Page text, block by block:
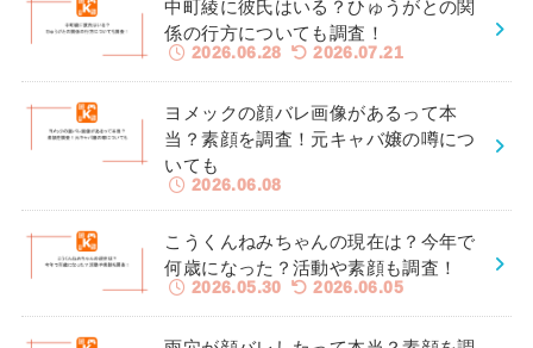
中町綾に彼氏はいる？ひゅうがとの関
係の行方についても調査！
2026.06.28 2026.07.21
ヨメックの顔バレ画像があるって本
当？素顔を調査！元キャバ嬢の噂につ
いても
2026.06.08
こうくんねみちゃんの現在は？今年で
何歳になった？活動や素顔も調査！
2026.05.30 2026.06.05